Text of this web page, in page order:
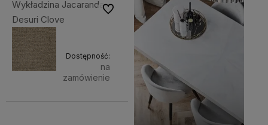
Wykładzina Jacaranda
Desuri Clove
Dostępność:
na
zamówienie
Do ulubionych